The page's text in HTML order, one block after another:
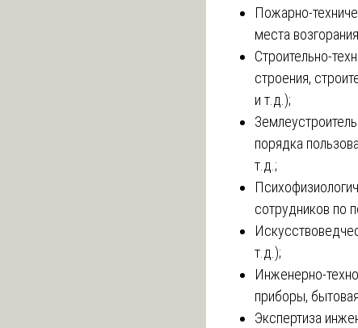
Пожарно-
места
Строительно-
строения,
и т.д.);
порядка
т.д.;
сотрудников по
т.д.);
Инженерно-
приборы,
Экспертиза